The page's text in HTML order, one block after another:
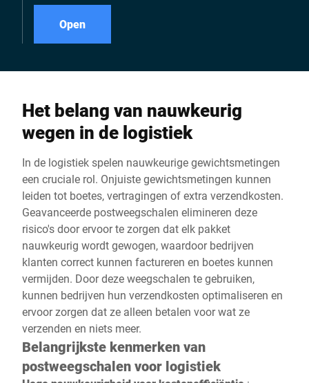
snelle en veilige
Open
Het belang van nauwkeurig
wegen in de logistiek
In de logistiek spelen nauwkeurige gewichtsmetingen
een cruciale rol. Onjuiste gewichtsmetingen kunnen
leiden tot boetes, vertragingen of extra verzendkosten.
Geavanceerde postweegschalen elimineren deze
risico's door ervoor te zorgen dat elk pakket
nauwkeurig wordt gewogen, waardoor bedrijven
klanten correct kunnen factureren en boetes kunnen
vermijden. Door deze weegschalen te gebruiken,
kunnen bedrijven hun verzendkosten optimaliseren en
ervoor zorgen dat ze alleen betalen voor wat ze
verzenden en niets meer.
Belangrijkste kenmerken van
postweegschalen voor logistiek